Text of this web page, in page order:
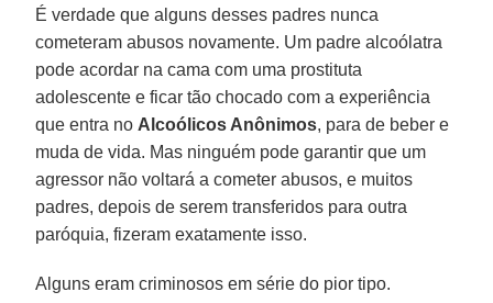
É verdade que alguns desses padres nunca
cometeram abusos novamente. Um padre alcoólatra
pode acordar na cama com uma prostituta
adolescente e ficar tão chocado com a experiência
que entra no Alcoólicos Anônimos, para de beber e
muda de vida. Mas ninguém pode garantir que um
agressor não voltará a cometer abusos, e muitos
padres, depois de serem transferidos para outra
paróquia, fizeram exatamente isso.
Alguns eram criminosos em série do pior tipo.